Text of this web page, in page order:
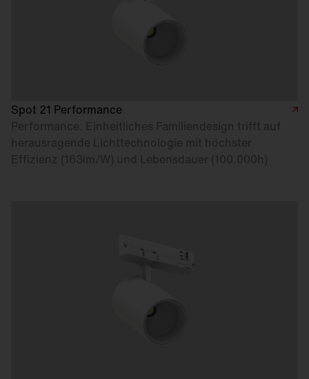
Spot 21 Performance
Performance. Einheitliches Familiendesign trifft auf
herausragende Lichttechnologie mit höchster
Effizienz (163lm/W) und Lebensdauer (100.000h)